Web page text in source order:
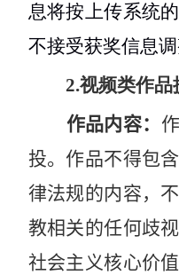
息将按上传系统
不接受获奖信息调
2.视频类作品
作品内容：
投。作品不得包
律法规的内容，
教相关的任何歧
社会主义核心价